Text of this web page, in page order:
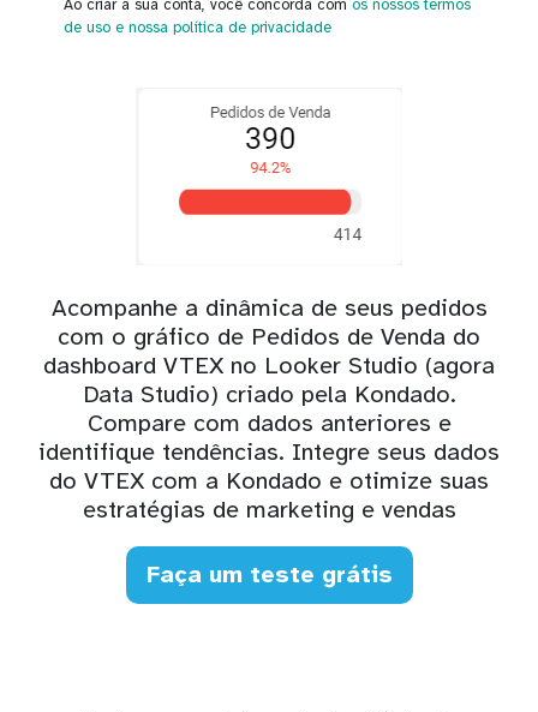
Ao criar a sua conta, você concorda com os nossos termos
de uso e nossa política de privacidade
Acompanhe a dinâmica de seus pedidos
com o gráfico de Pedidos de Venda do
dashboard VTEX no Looker Studio (agora
Data Studio) criado pela Kondado.
Compare com dados anteriores e
identifique tendências. Integre seus dados
do VTEX com a Kondado e otimize suas
estratégias de marketing e vendas
Faça um teste grátis